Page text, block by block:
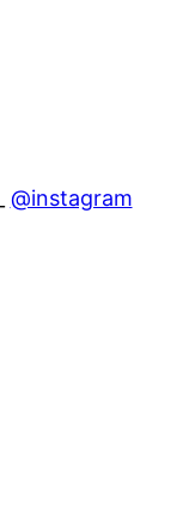
@instagram